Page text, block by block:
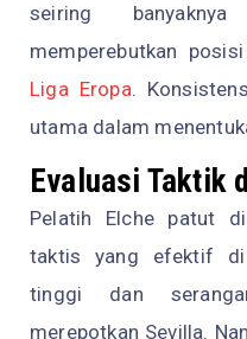
seiring
memperebutkan
Liga Eropa.
utama dalam
Evaluasi Taktik
Pelatih Elche patut
taktis yang efektif di
tinggi dan
merepotkan Sevilla.